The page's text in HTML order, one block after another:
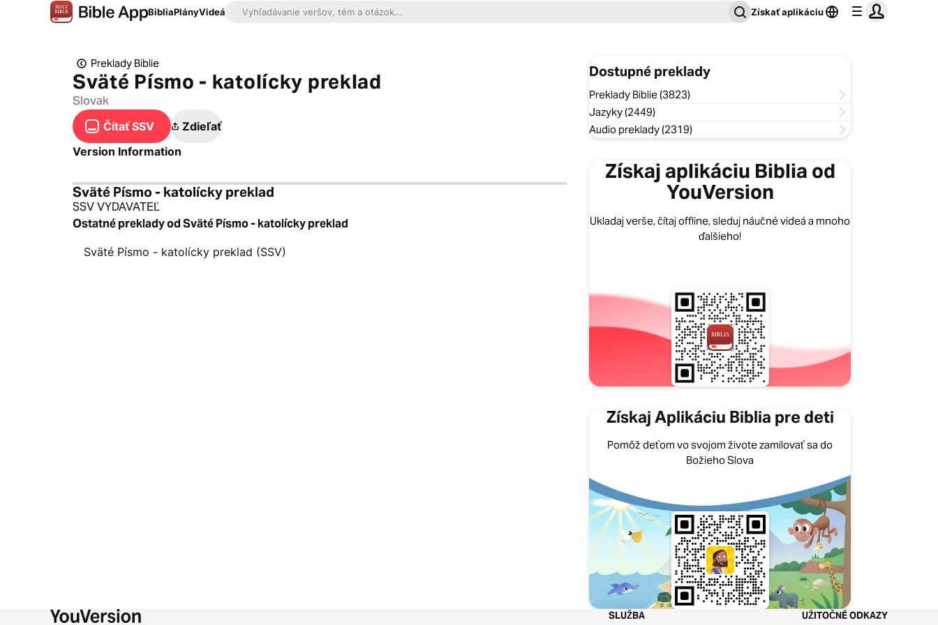
BibliaPlányVideá Získať aplikáciu
Preklady Biblie
Sväté Písmo - katolícky preklad
Slovak
Čítať SSV
Zdieľať
Version Information
Sväté Písmo - katolícky preklad
SSV VYDAVATEĽ
Ostatné preklady od Sväté Písmo - katolícky preklad
Sväté Písmo - katolícky preklad (SSV)
Dostupné preklady
Preklady Biblie (3823)
Jazyky (2449)
Audio preklady (2319)
Získaj aplikáciu Biblia od
YouVersion
Ukladaj verše, čítaj offline, sleduj náučné videá a mnoho
ďalšieho!
Získaj Aplikáciu Biblia pre deti
Pomôž deťom vo svojom živote zamilovať sa do
Božieho Slova
SLUŽBA UŽITOČNÉ ODKAZY